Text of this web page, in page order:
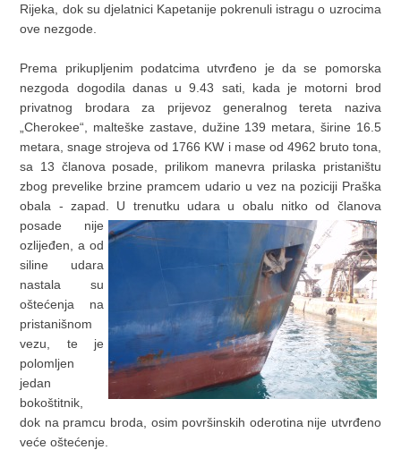
Rijeka, dok su djelatnici Kapetanije pokrenuli istragu o uzrocima
ove nezgode.
Prema prikupljenim podatcima utvrđeno je da se pomorska
nezgoda dogodila danas u 9.43 sati, kada je motorni brod
privatnog brodara za prijevoz generalnog tereta naziva
„Cherokee“, malteške zastave, dužine 139 metara, širine 16.5
metara, snage strojeva od 1766 KW i mase od 4962 bruto tona,
sa 13 članova posade, prilikom manevra prilaska pristaništu
zbog prevelike brzine pramcem udario u vez na poziciji Praška
obala - zapad. U trenutku udara u obalu nitko od članova
posade nije
ozlijeđen, a od
siline udara
nastala su
oštećenja na
pristanišnom
vezu, te je
polomljen
jedan
bokoštitnik,
dok na pramcu broda, osim površinskih oderotina nije utvrđeno
veće oštećenje.